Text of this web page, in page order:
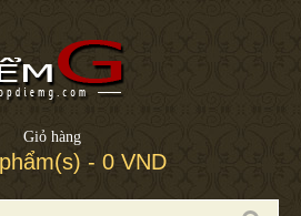
Giỏ hàng
- 0 VND